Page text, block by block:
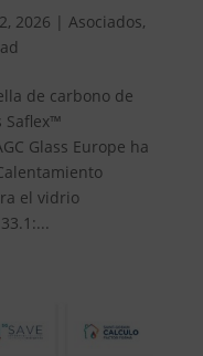
2026 | Asociados,
de carbono de
Saflex™
Glass Europe ha
el vidrio